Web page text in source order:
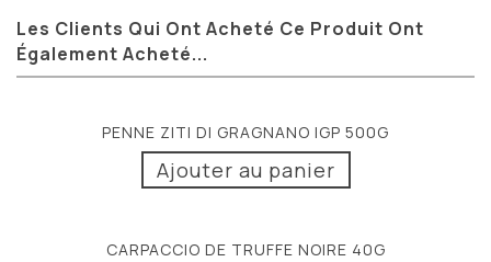
Les Clients Qui Ont Acheté Ce Produit Ont
Également Acheté...
PENNE ZITI DI GRAGNANO IGP 500G
Ajouter au panier
CARPACCIO DE TRUFFE NOIRE 40G